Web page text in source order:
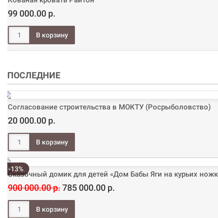
99 000.00 р.
ПОСЛЕДНИЕ
Согласование строительства в МОКТУ (Росрыболовство)
20 000.00 р.
-13%
Сказочный домик для детей «Дом Бабы Яги на курьих
900 000.00 р.785 000.00 р.